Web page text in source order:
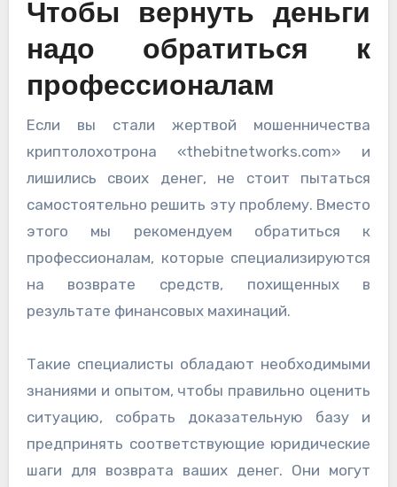
Чтобы вернуть деньги
надо обратиться к
профессионалам
Если вы стали жертвой мошенничества
криптолохотрона «thebitnetworks.com» и
лишились своих денег, не стоит пытаться
самостоятельно решить эту проблему. Вместо
этого мы рекомендуем обратиться к
профессионалам, которые специализируются
на возврате средств, похищенных в
результате финансовых махинаций.
Такие специалисты обладают необходимыми
знаниями и опытом, чтобы правильно оценить
ситуацию, собрать доказательную базу и
предпринять соответствующие юридические
шаги для возврата ваших денег. Они могут